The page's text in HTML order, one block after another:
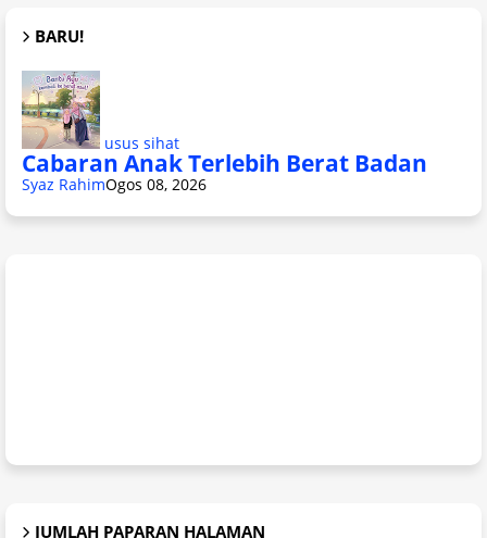
BARU!
usus sihat
Cabaran Anak Terlebih Berat Badan
Syaz RahimOgos 08, 2026
JUMLAH PAPARAN HALAMAN